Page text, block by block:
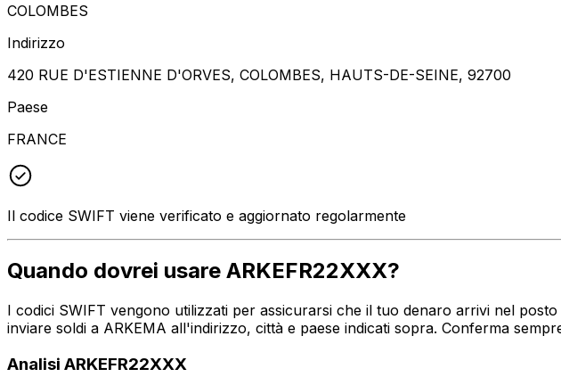
COLOMBES
Indirizzo
420 RUE D'ESTIENNE D'ORVES, COLOMBES, HAUTS-DE-SEINE, 92700
Paese
FRANCE
Il codice SWIFT viene verificato e aggiornato regolarmente
Quando dovrei usare ARKEFR22XXX?
I codici SWIFT vengono utilizzati per assicurarsi che il tuo denaro arrivi nel
inviare soldi a ARKEMA all'indirizzo, città e paese indicati sopra. Conferma
Analisi ARKEFR22XXX